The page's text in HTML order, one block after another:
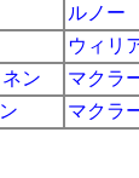
ルノー
ウィリ
ン マクラ
マクラ